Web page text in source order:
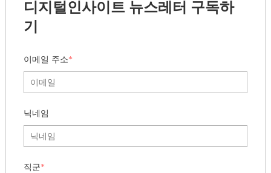
디지털인사이트 뉴스레터 구독하
기
이메일 주소*
닉네임
직군*